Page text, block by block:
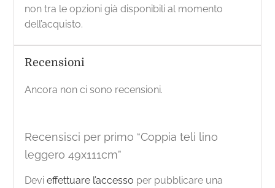
non tra le opzioni già disponibili al momento
dell’acquisto.
Recensioni
Ancora non ci sono recensioni.
Recensisci per primo “Coppia teli lino
leggero 49x111cm”
Devi effettuare l’accesso per pubblicare una